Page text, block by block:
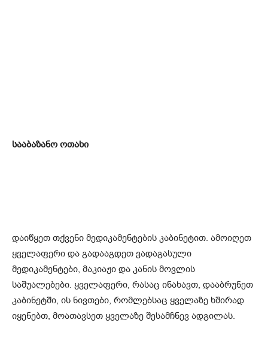
სააბაზანო ოთახი
დაიწყეთ თქვენი მედიკამენტების კაბინეტით. ამოიღეთ
ყველაფერი და გადააგდეთ ვადაგასული
მედიკამენტები, მაკიაჟი და კანის მოვლის
საშუალებები. ყველაფერი, რასაც ინახავთ, დააბრუნეთ
კაბინეტში, ის ნივთები, რომლებსაც ყველაზე ხშირად
იყენებთ, მოათავსეთ ყველაზე შესამჩნევ ადგილას.